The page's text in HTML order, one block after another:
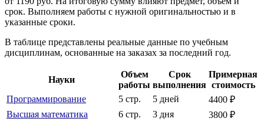
срок. Выполняем работы с нужной оригинальностью и в
указанные сроки.
В таблице представлены реальные данные по учебным
дисциплинам, основанные на заказах за последний год.
Науки
Объем
работы
Срок
выполнения
Примерная
стоимость
Программирование
5 стр. 5 дней
4400 ₽
Высшая математика
6 стр. 3 дня
3800 ₽